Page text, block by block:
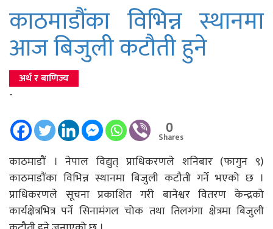
काठमाडौंका विभिन्न स्थानमा
आज बिजुली कटौती हुने
अर्थ र बाणिज्य
-
0
Shares
काठमाडौं । नेपाल विद्युत् प्राधिकरणले शनिबार (फागुन ९)
काठमाडौंका विभिन्न स्थानमा बिजुली कटौती गर्ने भएको छ ।
प्राधिकरणले सूचना प्रकाशित गरी बानेश्वर वितरण केन्द्रको
कार्यक्षेत्रभित्र पर्ने सिनामंगल चोक तथा तिलगंगा क्षेत्रमा बिजुली